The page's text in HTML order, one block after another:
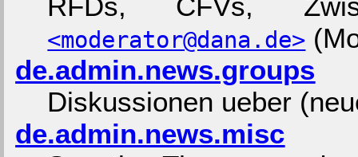
RFDs, CFVs,
<moderator@dana.de>
de.admin.news.groups
Diskussionen ueber
de.admin.news.misc